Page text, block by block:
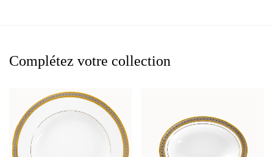
Complétez votre collection